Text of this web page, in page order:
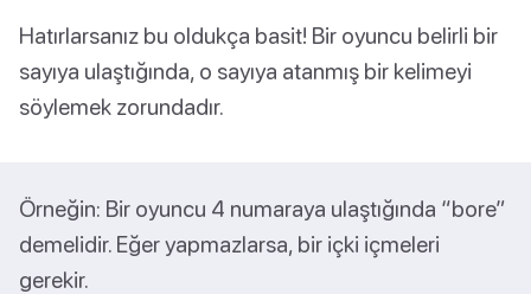
Hatırlarsanız bu oldukça basit! Bir oyuncu belirli bir
sayıya ulaştığında, o sayıya atanmış bir kelimeyi
söylemek zorundadır.
Örneğin: Bir oyuncu 4 numaraya ulaştığında “bore”
demelidir. Eğer yapmazlarsa, bir içki içmeleri
gerekir.